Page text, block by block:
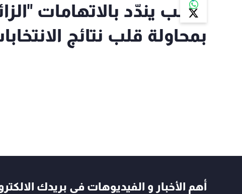
ترامب يندّد بالاتهامات
بمحاولة قلب نتائج
أهم الأخبار و الفيديوهات في بريدك